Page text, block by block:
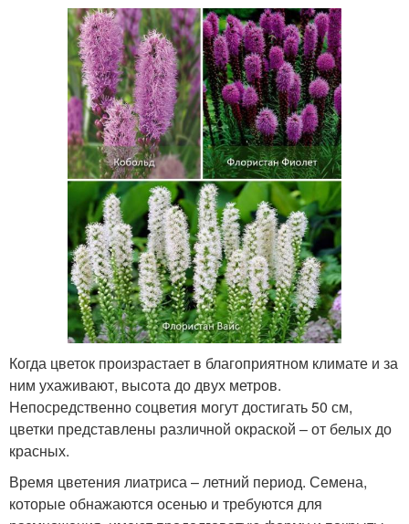
Когда цветок произрастает в благоприятном климате и за
ним ухаживают, высота до двух метров.
Непосредственно соцветия могут достигать 50 см,
цветки представлены различной окраской – от белых до
красных.
Время цветения лиатриса – летний период. Семена,
которые обнажаются осенью и требуются для